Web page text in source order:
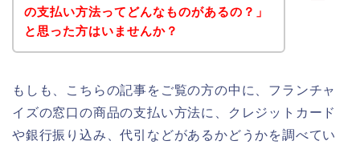
の支払い方法ってどんなものがあるの？」
と思った方はいませんか？
もしも、こちらの記事をご覧の方の中に、フランチャ
イズの窓口の商品の支払い方法に、クレジットカード
や銀行振り込み、代引などがあるかどうかを調べてい